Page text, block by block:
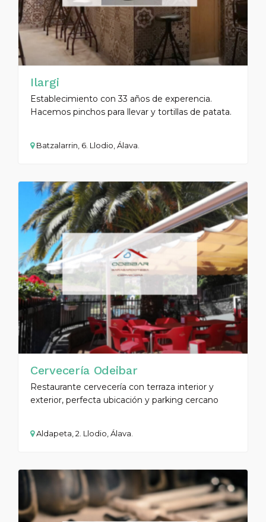
Ilargi
Establecimiento con 33 años de experencia.
Hacemos pinchos para llevar y tortillas de patata.
Batzalarrin, 6. Llodio, Álava.
Cervecería Odeibar
Restaurante cervecería con terraza interior y
exterior, perfecta ubicación y parking cercano
Aldapeta, 2. Llodio, Álava.